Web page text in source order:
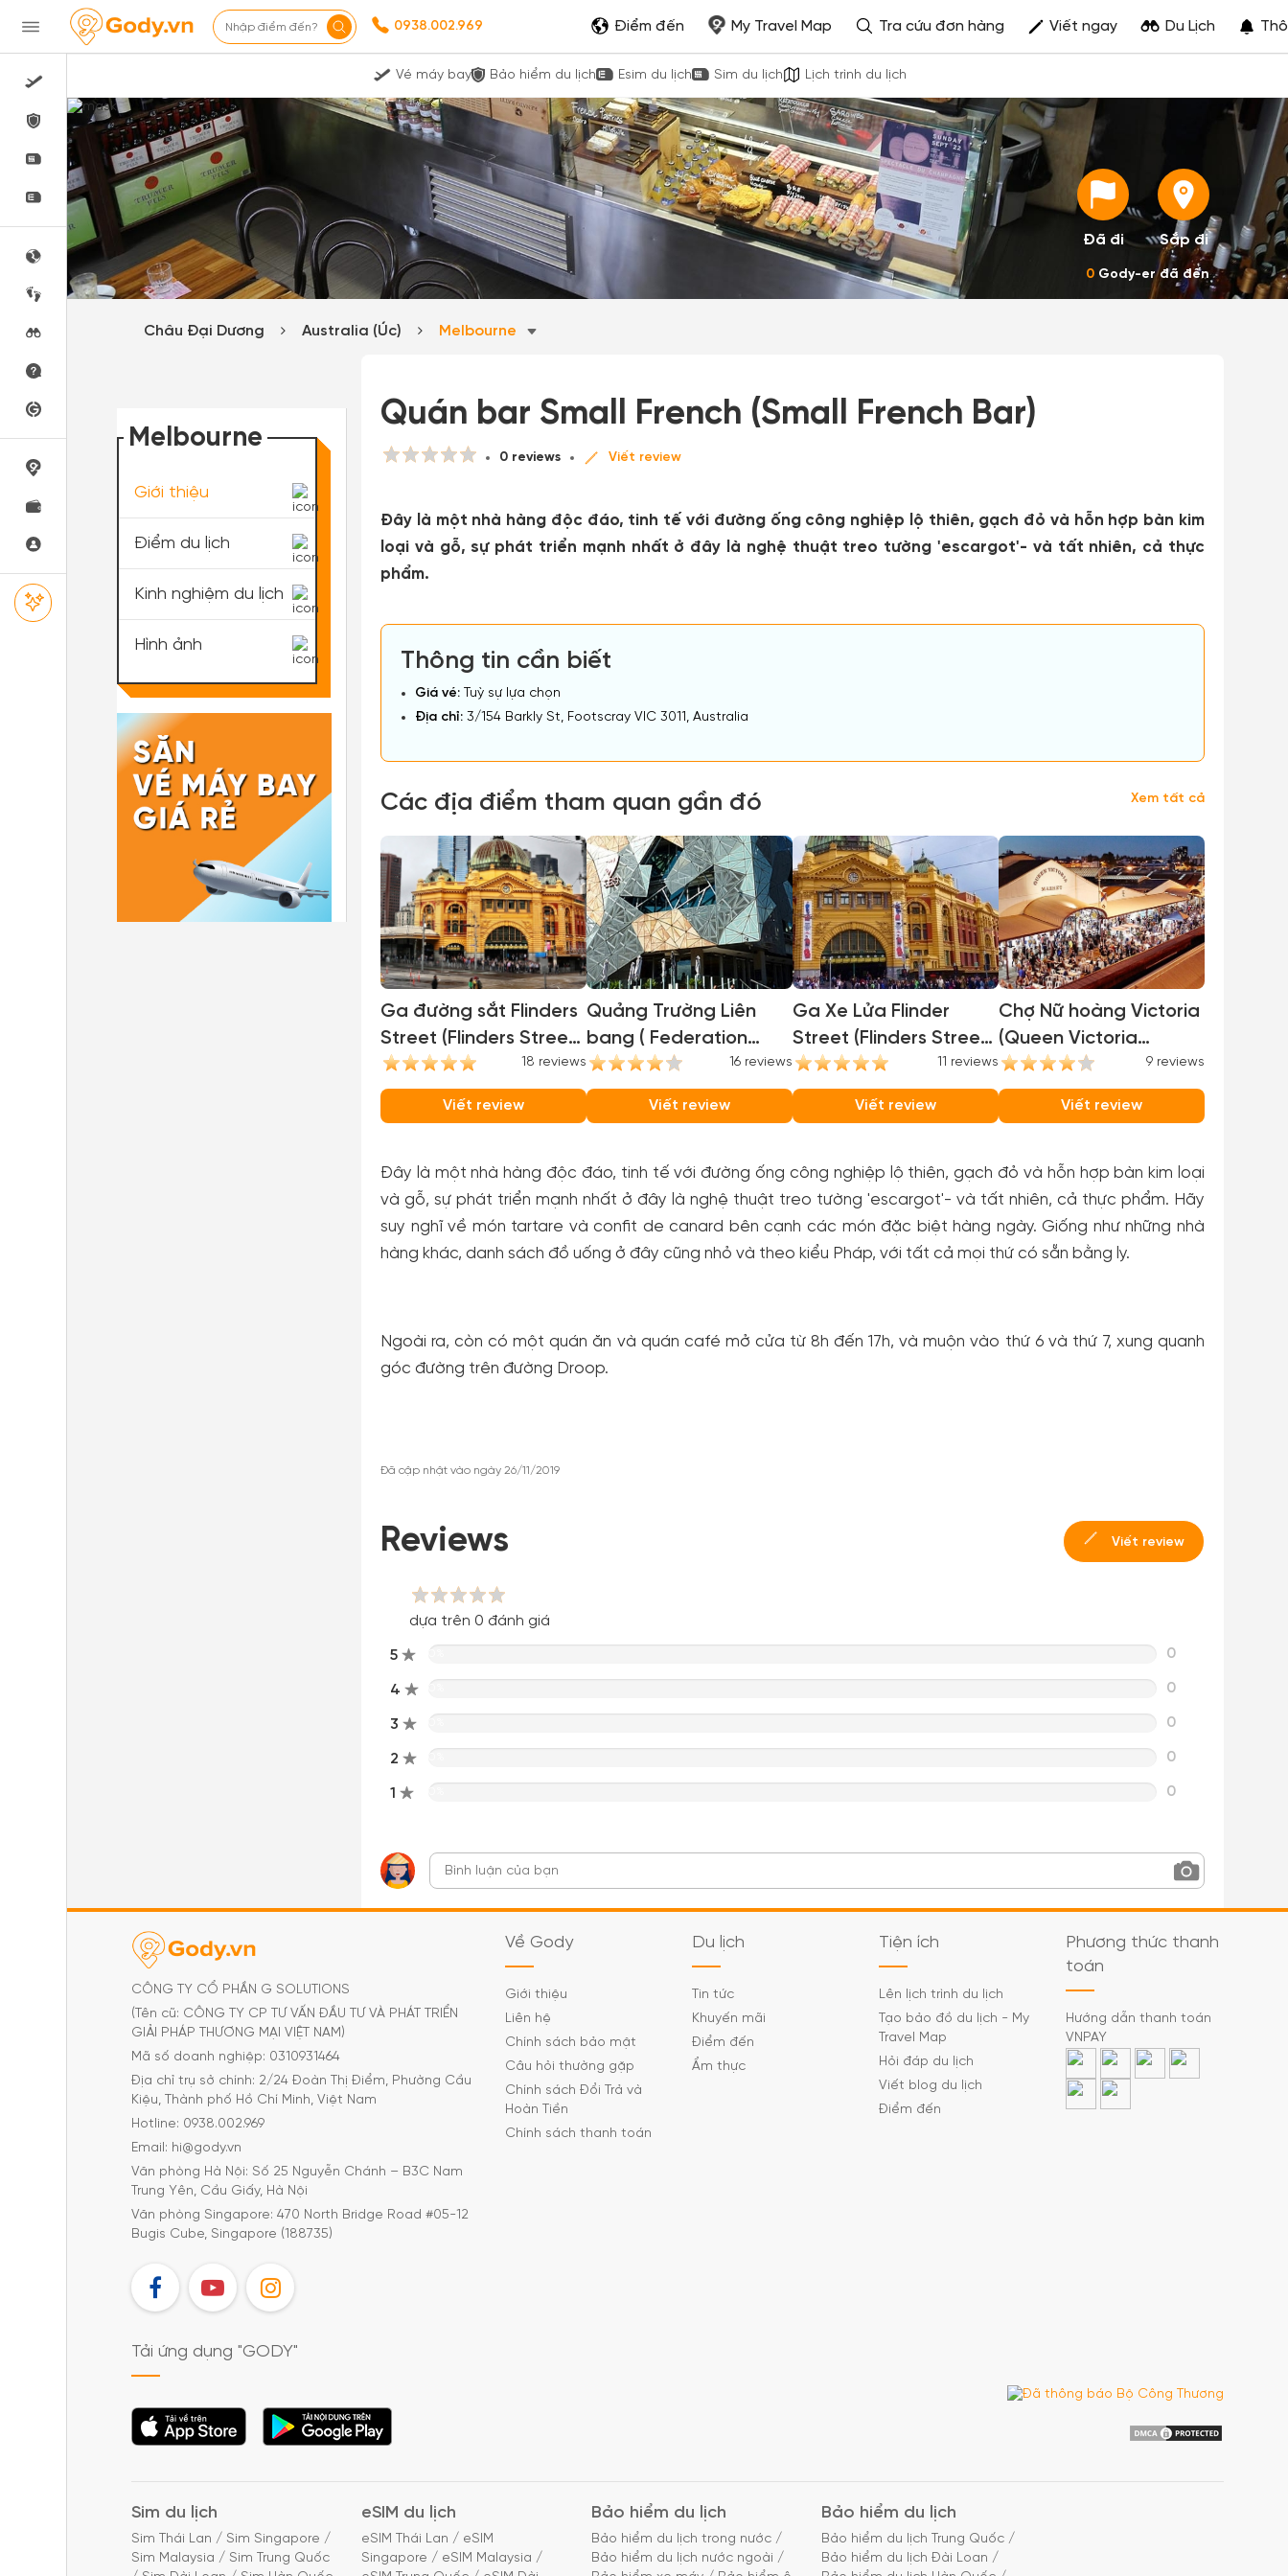
Nhập điểm đến? 0938.002.969 Điểm đến My Travel Map Tra cứu đơn hàng Viết ngay Du Lịch
Vé máy bay Bảo hiểm du lịch Esim du lịch Sim du lịch Lịch trình du lịch
Đã đi Sắp đi
0 Gody-er đã đến
Châu Đại Dương Australia (Úc) Melbourne
Quán bar Small French (Small French Bar)
0 reviews Viết review
Đây là một nhà hàng độc đáo, tinh tế với đường ống công nghiệp lộ thiên, gạch đỏ và hỗn hợp bàn kim
loại và gỗ, sự phát triển mạnh nhất ở đây là nghệ thuật treo tường 'escargot'- và tất nhiên, cả thực
phẩm.
Thông tin cần biết
Giá vé: Tuỳ sự lựa chọn
Địa chỉ: 3/154 Barkly St, Footscray VIC 3011, Australia
Các địa điểm tham quan gần đó Xem tất cả
Ga đường sắt Flinders
Street (Flinders Street
Station)
18 reviews
Viết review
Quảng Trường Liên
bang ( Federation
Square )
16 reviews
Viết review
Ga Xe Lửa Flinder
Street (Flinders Street
Station)
11 reviews
Viết review
Chợ Nữ hoàng Victoria
(Queen Victoria
Market)
9 reviews
Viết review
Đây là một nhà hàng độc đáo, tinh tế với đường ống công nghiệp lộ thiên, gạch đỏ và hỗn hợp bàn kim loại
và gỗ, sự phát triển mạnh nhất ở đây là nghệ thuật treo tường 'escargot'- và tất nhiên, cả thực phẩm. Hãy
suy nghĩ về món tartare và confit de canard bên cạnh các món đặc biệt hàng ngày. Giống như những nhà
hàng khác, danh sách đồ uống ở đây cũng nhỏ và theo kiểu Pháp, với tất cả mọi thứ có sẵn bằng ly.
Ngoài ra, còn có một quán ăn và quán café mở cửa từ 8h đến 17h, và muộn vào thứ 6 và thứ 7, xung quanh
góc đường trên đường Droop.
Đã cập nhật vào ngày 26/11/2019
Reviews Viết review
dựa trên 0 đánh giá
5 0
4 0
3 0
2 0
1 0
Melbourne
Giới thiệu
Điểm du lịch
Kinh nghiệm du lịch
Hình ảnh
CÔNG TY CỔ PHẦN G SOLUTIONS
(Tên cũ: CÔNG TY CP TƯ VẤN ĐẦU TƯ VÀ PHÁT TRIỂN
GIẢI PHÁP THƯƠNG MẠI VIỆT NAM)
Mã số doanh nghiệp: 0310931464
Địa chỉ trụ sở chính: 2/24 Đoàn Thị Điểm, Phường Cầu
Kiệu, Thành phố Hồ Chí Minh, Việt Nam
Hotline: 0938.002.969
Email: hi@gody.vn
Văn phòng Hà Nội: Số 25 Nguyễn Chánh – B3C Nam
Trung Yên, Cầu Giấy, Hà Nội
Văn phòng Singapore: 470 North Bridge Road #05-12
Bugis Cube, Singapore (188735)
FB YT IG
Về Gody
Giới thiệu
Liên hệ
Chính sách bảo mật
Câu hỏi thường gặp
Chính sách Đổi Trả và
Hoàn Tiền
Chính sách thanh toán
Du lịch
Tin tức
Khuyến mãi
Điểm đến
Ẩm thực
Tiện ích
Lên lịch trình du lịch
Tạo bảo đồ du lịch - My
Travel Map
Hỏi đáp du lịch
Viết blog du lịch
Điểm đến
Phương thức thanh
toán
Hướng dẫn thanh toán
VNPAY
Tải ứng dụng "GODY"
Tải ứng dụng Tải ứng dụng
Sim du lịch
Sim Thái Lan / Sim Singapore /
Sim Malaysia / Sim Trung Quốc
eSIM du lịch
eSIM Thái Lan / eSIM
Singapore / eSIM Malaysia /
Bảo hiểm du lịch
Bảo hiểm du lịch trong nước /
Bảo hiểm du lịch nước ngoài /
Bảo hiểm du lịch
Bảo hiểm du lịch Trung Quốc /
Bảo hiểm du lịch Đài Loan /